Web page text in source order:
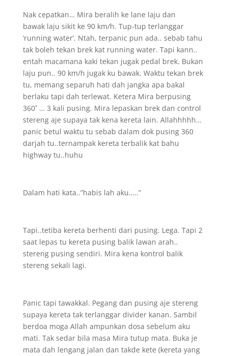
Nak cepatkan… Mira beralih ke lane laju dan
bawak laju sikit ke 90 km/h. Tup-tup terlanggar
‘running water’. Ntah, terpanic pun ada.. sebab tahu
tak boleh tekan brek kat running water. Tapi kann..
entah macamana kaki tekan jugak pedal brek. Bukan
laju pun.. 90 km/h jugak ku bawak. Waktu tekan brek
tu, memang separuh hati dah jangka apa bakal
berlaku tapi dah terlewat. Ketera Mira berpusing
360˚ … 3 kali pusing. Mira lepaskan brek dan control
stereng aje supaya tak kena kereta lain. Allahhhhh…
panic betul waktu tu sebab dalam dok pusing 360
darjah tu..ternampak kereta terbalik kat bahu
highway tu..huhu
Dalam hati kata..”habis lah aku…..”
Tapi..tetiba kereta berhenti dari pusing. Lega. Tapi 2
saat lepas tu kereta pusing balik lawan arah..
stereng pusing sendiri. Mira kena kontrol balik
stereng sekali lagi.
Panic tapi tawakkal. Pegang dan pusing aje stereng
supaya kereta tak terlanggar divider kanan. Sambil
berdoa moga Allah ampunkan dosa sebelum aku
mati. Tak sedar bila masa Mira tutup mata. Buka je
mata dah lengang jalan dan takde kete (kereta yang